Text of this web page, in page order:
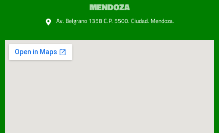
MENDOZA
Av. Belgrano 1358 C.P. 5500. Ciudad. Mendoza.